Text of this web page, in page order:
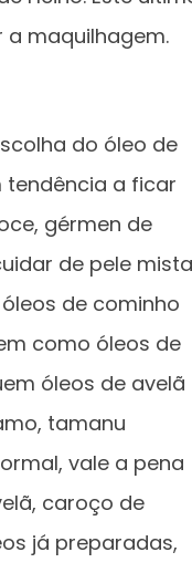
maquilhagem.
do óleo de
tendência a ficar
gérmen de
de pele
de cominho
como óleos de
óleos de avelã
tamanu
vale a pena
caroço de
já preparadas,